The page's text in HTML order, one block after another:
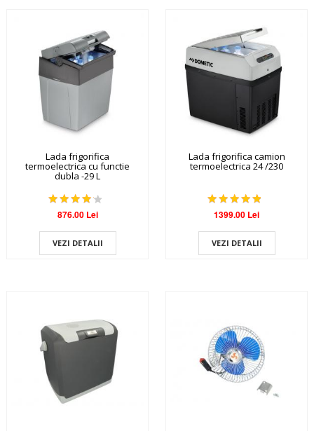
Lada frigorifica
termoelectrica cu functie
dubla -29 L
876.00 Lei
VEZI DETALII
Lada frigorifica camion
termoelectrica 24 /230
1399.00 Lei
VEZI DETALII